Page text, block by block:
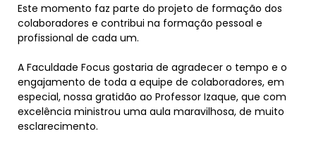
Este momento faz parte do projeto de formação dos
colaboradores e contribui na formação pessoal e
profissional de cada um.
A Faculdade Focus gostaria de agradecer o tempo e o
engajamento de toda a equipe de colaboradores, em
especial, nossa gratidão ao Professor Izaque, que com
excelência ministrou uma aula maravilhosa, de muito
esclarecimento.